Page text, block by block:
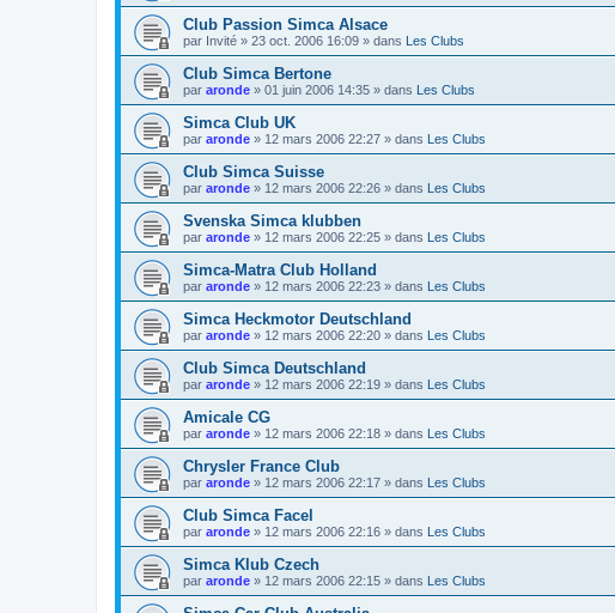
Club Passion Simca Alsace
par Invité » 23 oct. 2006 16:09 » dans Les Clubs
Club Simca Bertone
par aronde » 01 juin 2006 14:35 » dans Les Clubs
Simca Club UK
par aronde » 12 mars 2006 22:27 » dans Les Clubs
Club Simca Suisse
par aronde » 12 mars 2006 22:26 » dans Les Clubs
Svenska Simca klubben
par aronde » 12 mars 2006 22:25 » dans Les Clubs
Simca-Matra Club Holland
par aronde » 12 mars 2006 22:23 » dans Les Clubs
Simca Heckmotor Deutschland
par aronde » 12 mars 2006 22:20 » dans Les Clubs
Club Simca Deutschland
par aronde » 12 mars 2006 22:19 » dans Les Clubs
Amicale CG
par aronde » 12 mars 2006 22:18 » dans Les Clubs
Chrysler France Club
par aronde » 12 mars 2006 22:17 » dans Les Clubs
Club Simca Facel
par aronde » 12 mars 2006 22:16 » dans Les Clubs
Simca Klub Czech
par aronde » 12 mars 2006 22:15 » dans Les Clubs